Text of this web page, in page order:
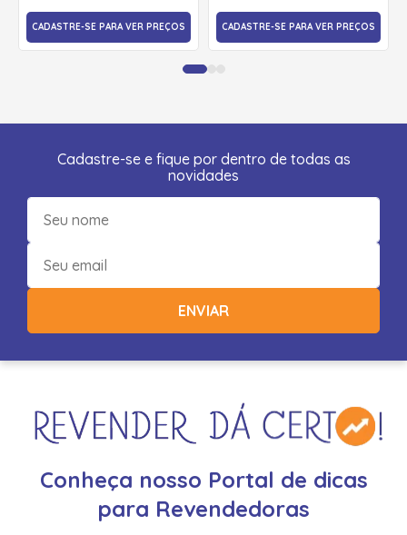
CADASTRE-SE PARA VER PREÇOS CADASTRE-SE PARA VER PREÇOS
Cadastre-se e fique por dentro de todas as
novidades
ENVIAR
Conheça nosso Portal de dicas
para Revendedoras